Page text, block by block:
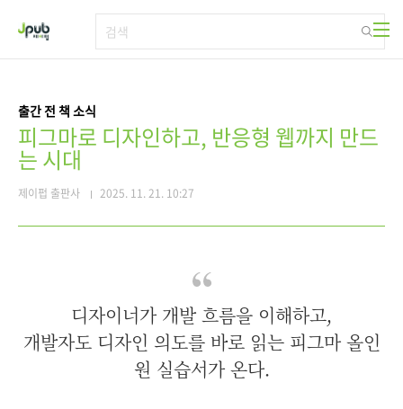
출간 전 책 소식
피그마로 디자인하고, 반응형 웹까지 만드
는 시대
제이펍 출판사 2025. 11. 21. 10:27
디자이너가 개발 흐름을 이해하고,
개발자도 디자인 의도를 바로 읽는 피그마 올인
원 실습서가 온다.